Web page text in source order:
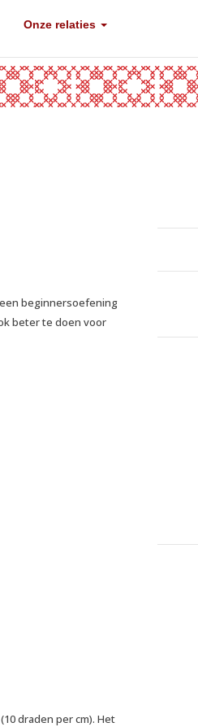
Onze relaties
beginnersoefening
beter te doen voor
draden per cm). Het